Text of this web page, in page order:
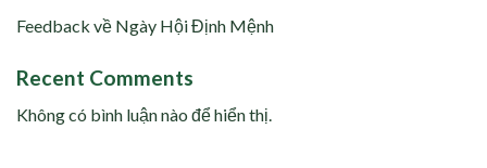
Feedback về Ngày Hội Định Mệnh
Recent Comments
Không có bình luận nào để hiển thị.